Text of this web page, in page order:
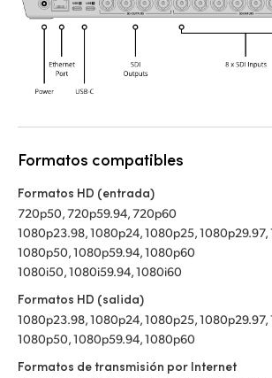
Formatos compatibles
Formatos HD (entrada)
720p50, 720p59.94, 720p60
1080p23.98, 1080p24, 1080p25, 1080p29.97,
1080p50, 1080p59.94, 1080p60
1080i50, 1080i59.94, 1080i60
Formatos HD (salida)
1080p23.98, 1080p24, 1080p25, 1080p29.97,
1080p50, 1080p59.94, 1080p60
Formatos de transmisión por Internet